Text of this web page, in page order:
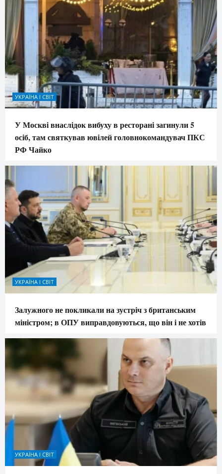
УКРАЇНА І СВІТ
У Москві внаслідок вибуху в ресторані загинули 5
осіб, там святкував ювілей головнокомандувач ПКС
РФ Чайко
УКРАЇНА І СВІТ
Залужного не покликали на зустріч з британським
міністром; в ОПУ виправдовуються, що він і не хотів
УКРАЇНА І СВІТ